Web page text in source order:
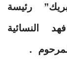
رئيسة
النسائية
.